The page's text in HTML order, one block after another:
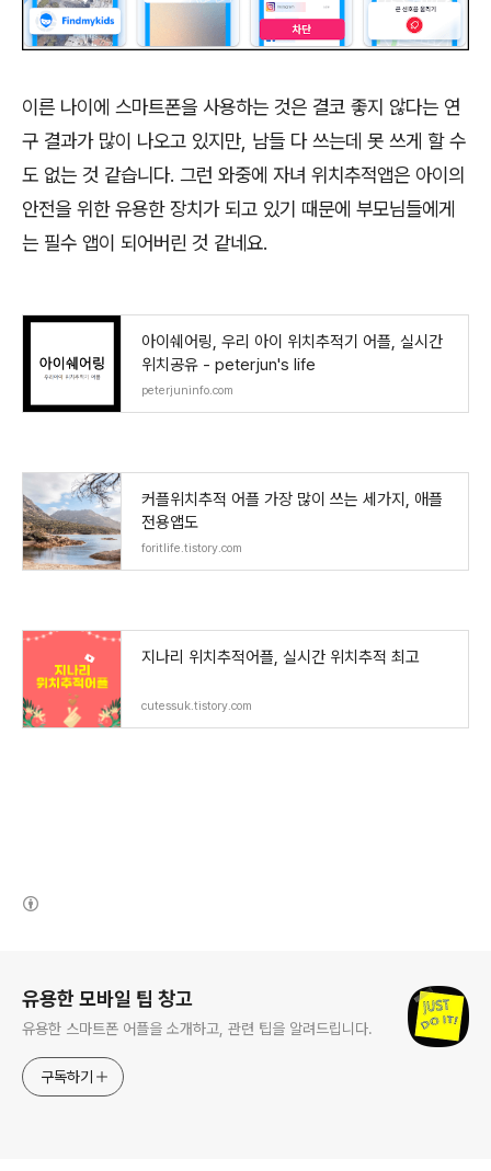
이른 나이에 스마트폰을 사용하는 것은 결코 좋지 않다는 연
구 결과가 많이 나오고 있지만, 남들 다 쓰는데 못 쓰게 할 수
도 없는 것 같습니다. 그런 와중에 자녀 위치추적앱은 아이의
안전을 위한 유용한 장치가 되고 있기 때문에 부모님들에게
는 필수 앱이 되어버린 것 같네요.
아이쉐어링, 우리 아이 위치추적기 어플, 실시간
위치공유 - peterjun's life
peterjuninfo.com
커플위치추적 어플 가장 많이 쓰는 세가지, 애플
전용앱도
foritlife.tistory.com
지나리 위치추적어플, 실시간 위치추적 최고
cutessuk.tistory.com
유용한 모바일 팁 창고
유용한 스마트폰 어플을 소개하고, 관련 팁을 알려드립니다.
구독하기